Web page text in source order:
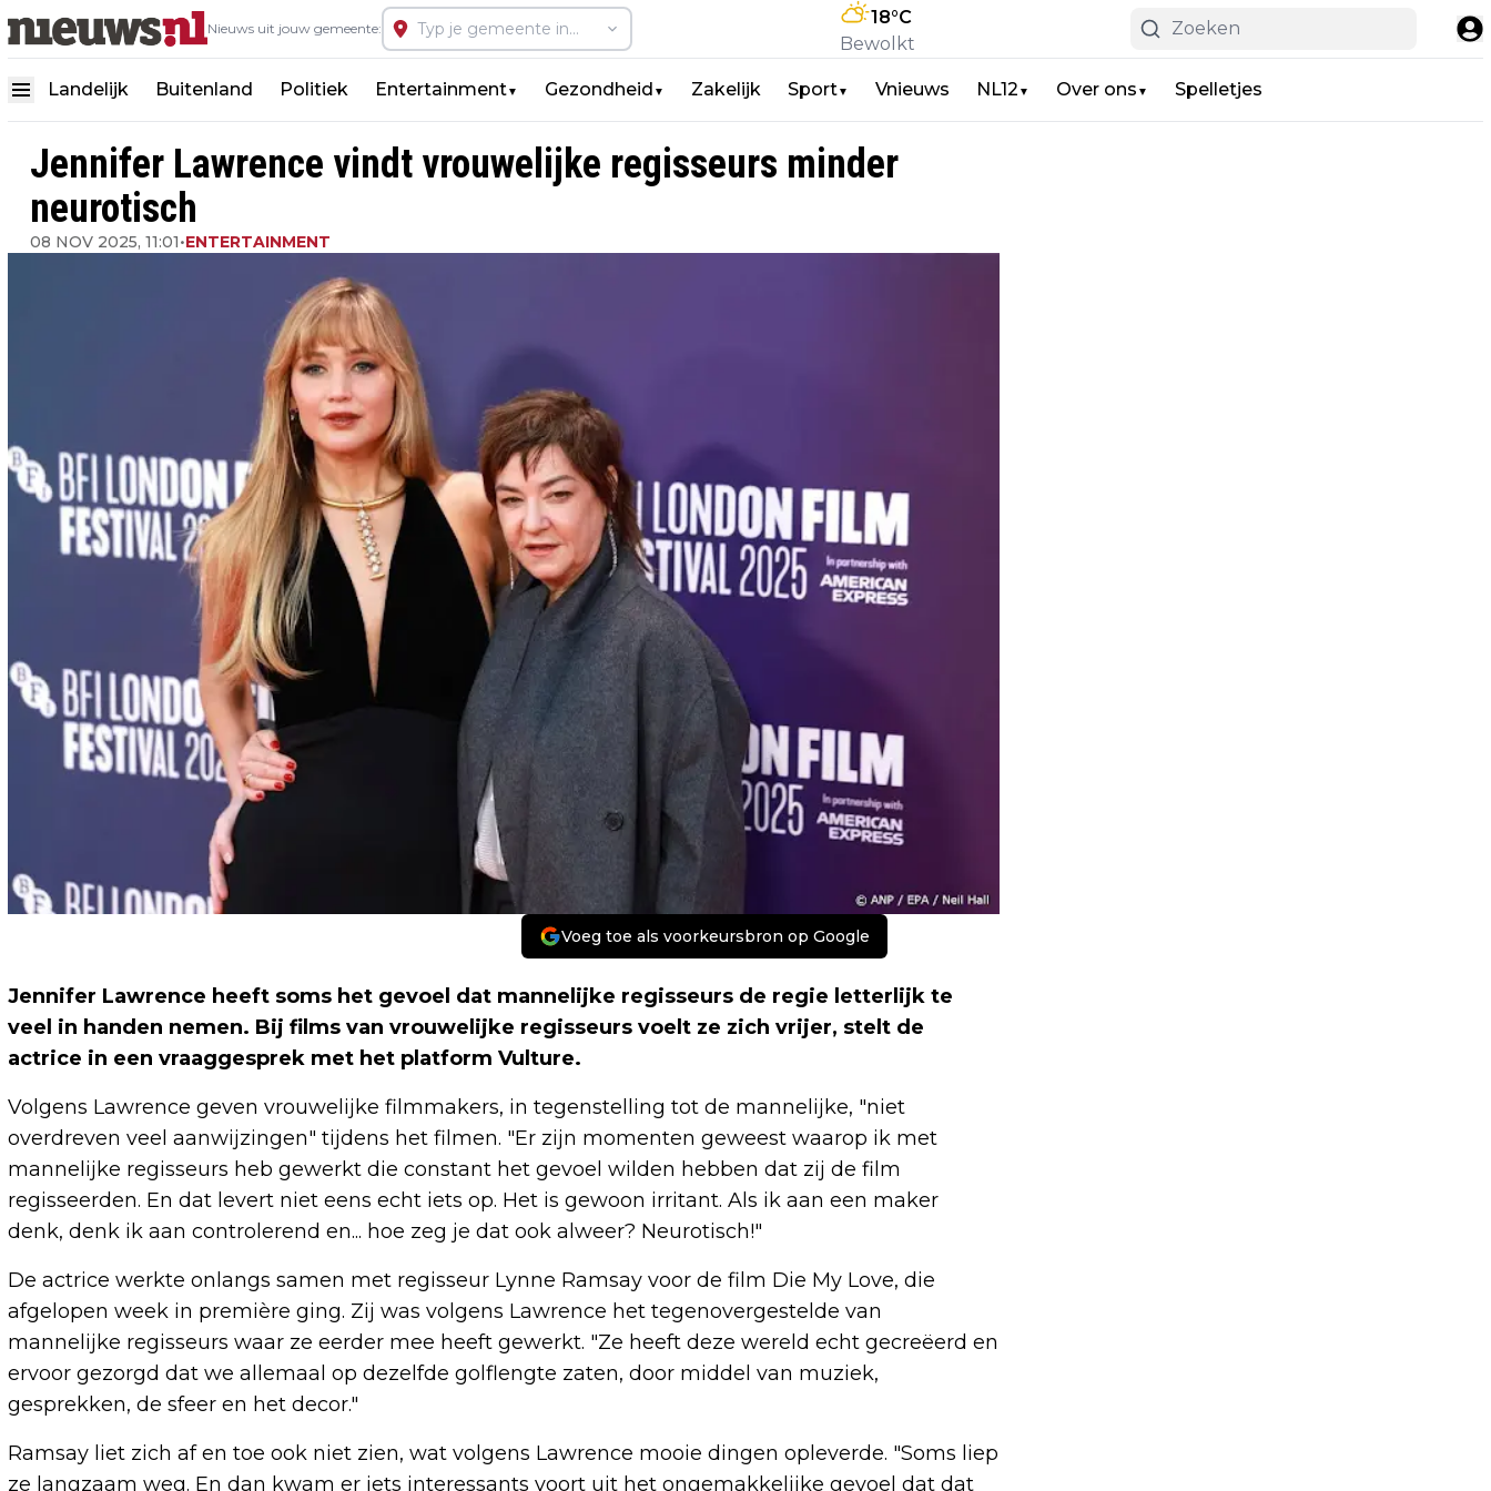
Nieuws uit jouw gemeente:
18°C
Bewolkt
Landelijk Buitenland Politiek Entertainment▼ Gezondheid ▼ Zakelijk Sport▼ Vnieuws NL12 ▼ Over ons ▼ Spelletjes
Jennifer Lawrence vindt vrouwelijke regisseurs minder
neurotisch
08 NOV 2025, 11:01•ENTERTAINMENT
Voeg toe als voorkeursbron op Google
Jennifer Lawrence heeft soms het gevoel dat mannelijke regisseurs de regie letterlijk te
veel in handen nemen. Bij films van vrouwelijke regisseurs voelt ze zich vrijer, stelt de
actrice in een vraaggesprek met het platform Vulture.
Volgens Lawrence geven vrouwelijke filmmakers, in tegenstelling tot de mannelijke, "niet
overdreven veel aanwijzingen" tijdens het filmen. "Er zijn momenten geweest waarop ik met
mannelijke regisseurs heb gewerkt die constant het gevoel wilden hebben dat zij de film
regisseerden. En dat levert niet eens echt iets op. Het is gewoon irritant. Als ik aan een maker
denk, denk ik aan controlerend en... hoe zeg je dat ook alweer? Neurotisch!"
De actrice werkte onlangs samen met regisseur Lynne Ramsay voor de film Die My Love, die
afgelopen week in première ging. Zij was volgens Lawrence het tegenovergestelde van
mannelijke regisseurs waar ze eerder mee heeft gewerkt. "Ze heeft deze wereld echt gecreëerd en
ervoor gezorgd dat we allemaal op dezelfde golflengte zaten, door middel van muziek,
gesprekken, de sfeer en het decor."
Ramsay liet zich af en toe ook niet zien, wat volgens Lawrence mooie dingen opleverde. "Soms liep
ze langzaam weg. En dan kwam er iets interessants voort uit het ongemakkelijke gevoel dat dat